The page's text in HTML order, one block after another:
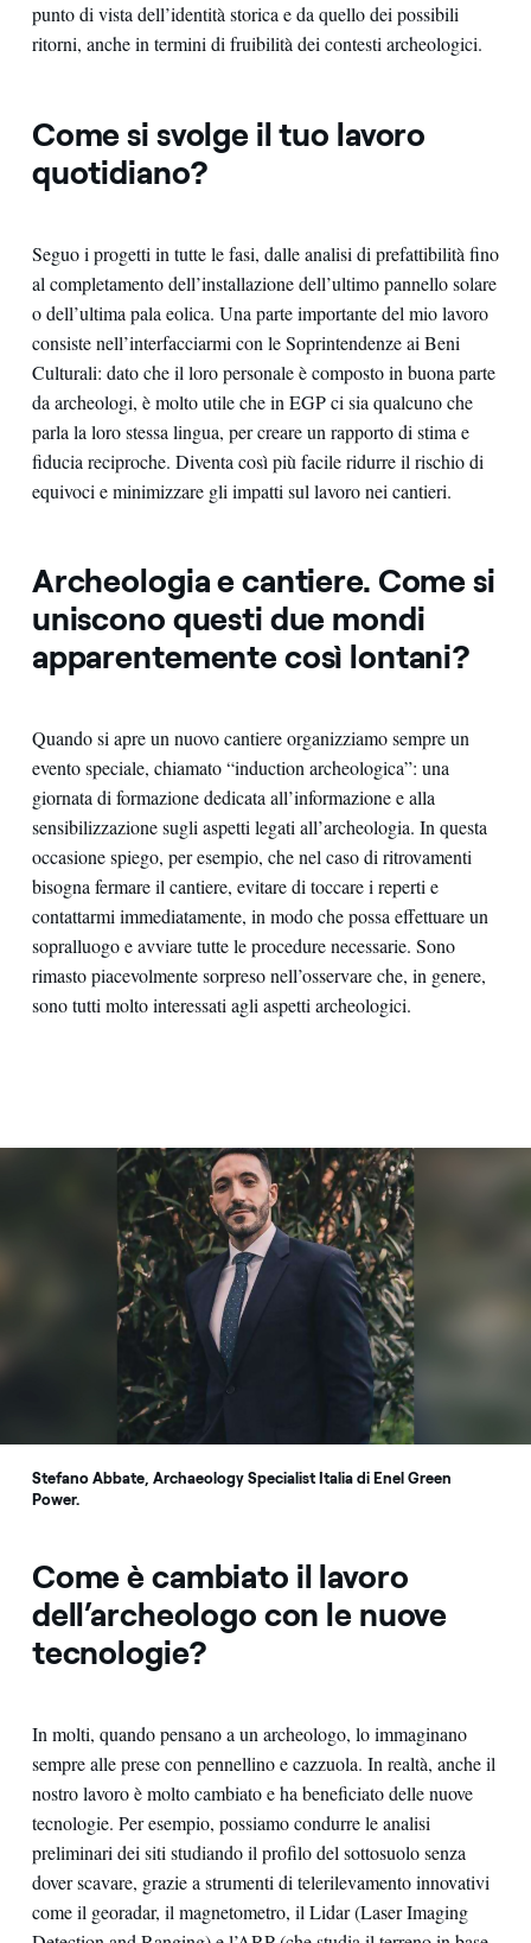
punto di vista dell’identità storica e da quello dei possibili
ritorni, anche in termini di fruibilità dei contesti archeologici.
Come si svolge il tuo lavoro
quotidiano?
Seguo i progetti in tutte le fasi, dalle analisi di prefattibilità fino
al completamento dell’installazione dell’ultimo pannello solare
o dell’ultima pala eolica. Una parte importante del mio lavoro
consiste nell’interfacciarmi con le Soprintendenze ai Beni
Culturali: dato che il loro personale è composto in buona parte
da archeologi, è molto utile che in EGP ci sia qualcuno che
parla la loro stessa lingua, per creare un rapporto di stima e
fiducia reciproche. Diventa così più facile ridurre il rischio di
equivoci e minimizzare gli impatti sul lavoro nei cantieri.
Archeologia e cantiere. Come si
uniscono questi due mondi
apparentemente così lontani?
Quando si apre un nuovo cantiere organizziamo sempre un
evento speciale, chiamato “induction archeologica”: una
giornata di formazione dedicata all’informazione e alla
sensibilizzazione sugli aspetti legati all’archeologia. In questa
occasione spiego, per esempio, che nel caso di ritrovamenti
bisogna fermare il cantiere, evitare di toccare i reperti e
contattarmi immediatamente, in modo che possa effettuare un
sopralluogo e avviare tutte le procedure necessarie. Sono
rimasto piacevolmente sorpreso nell’osservare che, in genere,
sono tutti molto interessati agli aspetti archeologici.
Stefano Abbate, Archaeology Specialist Italia di Enel Green
Power.
Come è cambiato il lavoro
dell’archeologo con le nuove
tecnologie?
In molti, quando pensano a un archeologo, lo immaginano
sempre alle prese con pennellino e cazzuola. In realtà, anche il
nostro lavoro è molto cambiato e ha beneficiato delle nuove
tecnologie. Per esempio, possiamo condurre le analisi
preliminari dei siti studiando il profilo del sottosuolo senza
dover scavare, grazie a strumenti di telerilevamento innovativi
come il georadar, il magnetometro, il Lidar (Laser Imaging